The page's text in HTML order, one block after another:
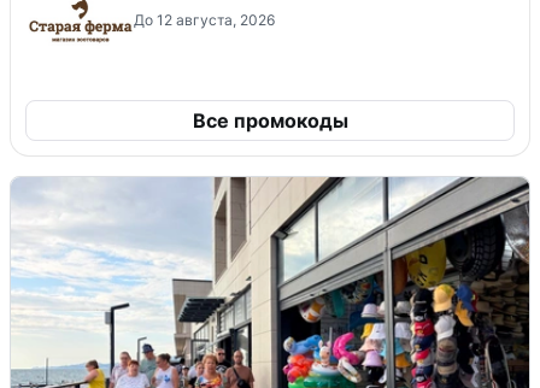
До 12 августа, 2026
Все промокоды